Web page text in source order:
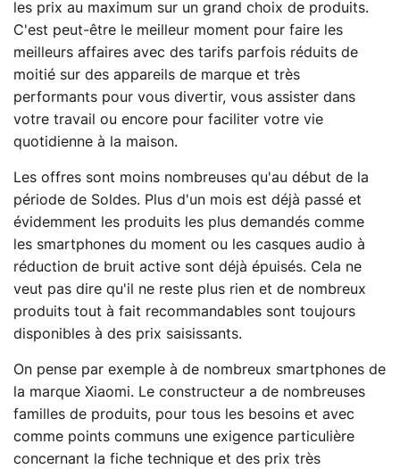
les prix au maximum sur un grand choix de produits.
C'est peut-être le meilleur moment pour faire les
meilleurs affaires avec des tarifs parfois réduits de
moitié sur des appareils de marque et très
performants pour vous divertir, vous assister dans
votre travail ou encore pour faciliter votre vie
quotidienne à la maison.
Les offres sont moins nombreuses qu'au début de la
période de Soldes. Plus d'un mois est déjà passé et
évidemment les produits les plus demandés comme
les smartphones du moment ou les casques audio à
réduction de bruit active sont déjà épuisés. Cela ne
veut pas dire qu'il ne reste plus rien et de nombreux
produits tout à fait recommandables sont toujours
disponibles à des prix saisissants.
On pense par exemple à de nombreux smartphones de
la marque Xiaomi. Le constructeur a de nombreuses
familles de produits, pour tous les besoins et avec
comme points communs une exigence particulière
concernant la fiche technique et des prix très